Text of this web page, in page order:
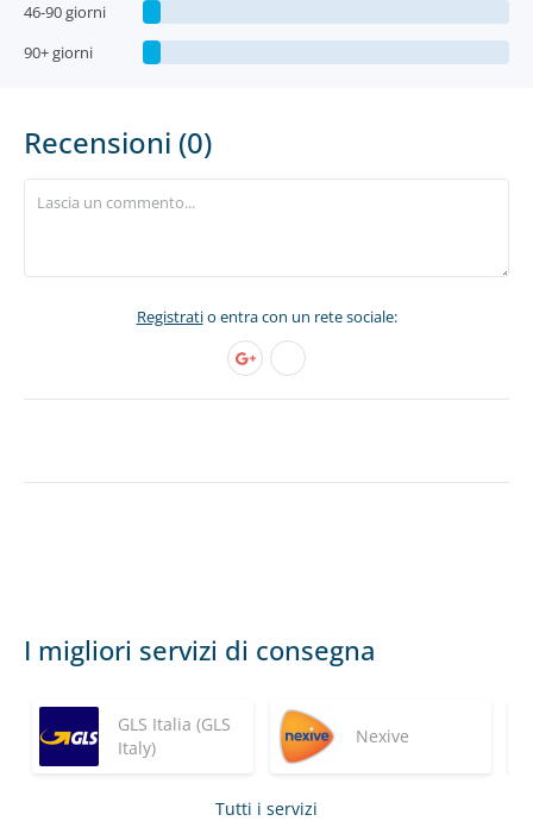
46-90 giorni
90+ giorni
Recensioni (0)
Registratio entra con un rete sociale:
I migliori servizi di consegna
GLS Italia (GLS
Italy)
Nexive
Tutti i servizi